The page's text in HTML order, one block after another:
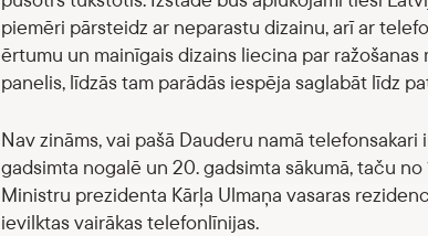
piemēri pārsteidz ar neparastu dizainu, arī ar
ērtumu un mainīgais dizains liecina par
panelis, līdzās tam parādās iespēja saglabāt līdz
Nav zināms, vai pašā Dauderu namā
gadsimta nogalē un 20. gadsimta sākumā, taču
Ministru prezidenta Kārļa Ulmaņa vasaras
ievilktas vairākas telefonlīnijas.